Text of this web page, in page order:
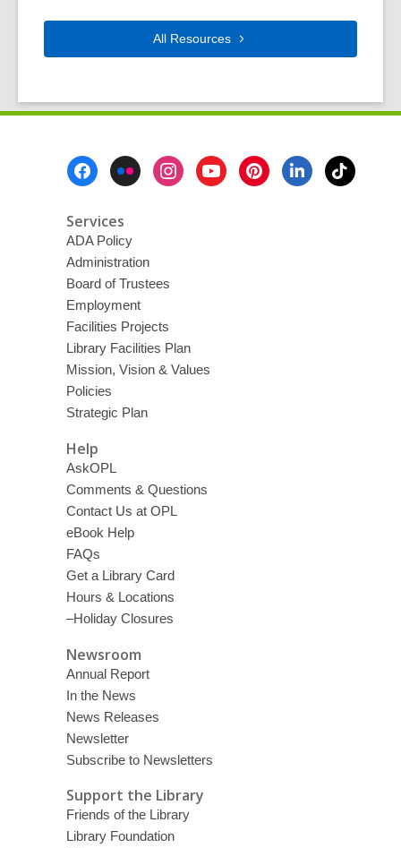
All Resources
Services
ADA Policy
Administration
Board of Trustees
Employment
Facilities Projects
Library Facilities Plan
Mission, Vision & Values
Policies
Strategic Plan
Help
AskOPL
Comments & Questions
Contact Us at OPL
eBook Help
FAQs
Get a Library Card
Hours & Locations
–Holiday Closures
Newsroom
Annual Report
In the News
News Releases
Newsletter
Subscribe to Newsletters
Support the Library
Friends of the Library
Library Foundation